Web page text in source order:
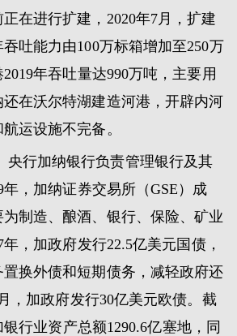
在进行扩建，2020年7月，扩建
吐能力由100万标箱增加至250万
年吞吐量达990万吨，主要用
在沃尔特湖建造河港，开辟内河
运设施不完备。
央行加纳银行负责管理银行及其
，加纳证券交易所（GSE）成
制造、酿酒、银行、保险、矿业
，加政府发行22.5亿美元国债，
换外债和短期债务，减轻政府还
，加政府发行30亿美元欧债。截
行业资产总额1290.6亿塞地，同